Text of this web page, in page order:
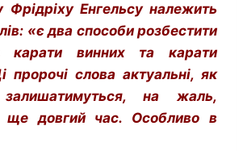
Фрідріху Енгельсу належить
«є два способи розбестити
винних та карати
пророчі слова актуальні, як
на жаль,
ще довгий час. Особливо в